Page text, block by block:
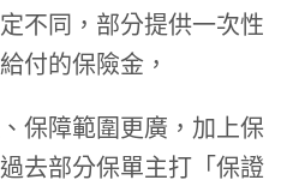
不同，部分提供一次性
付的保險金，
保障範圍更廣，加上保
去部分保單主打「保證